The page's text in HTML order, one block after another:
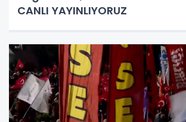
CANLI YAYINLIYORUZ